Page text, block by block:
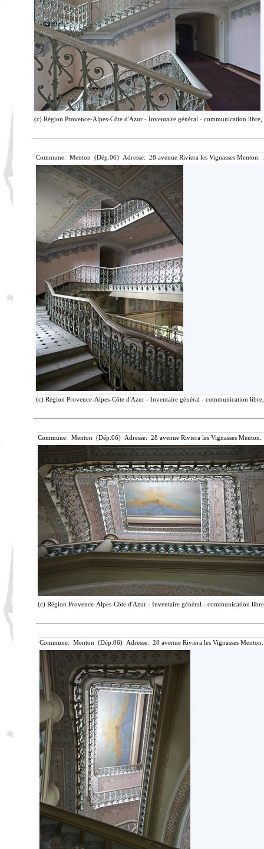
(c) Région Provence-Alpes-Côte d'Azur - Inventaire général - communication
Commune: Menton (Dép.06) Adresse: 28 avenue Riviera les Vignasses
(c) Région Provence-Alpes-Côte d'Azur - Inventaire général - communication
Commune: Menton (Dép.06) Adresse: 28 avenue Riviera les Vignasses
(c) Région Provence-Alpes-Côte d'Azur - Inventaire général - communication
Commune: Menton (Dép.06) Adresse: 28 avenue Riviera les Vignasses